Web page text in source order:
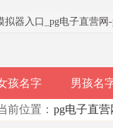
拟器入口 pg电子直营网
孩名字 男孩名
前位置： pg电子直